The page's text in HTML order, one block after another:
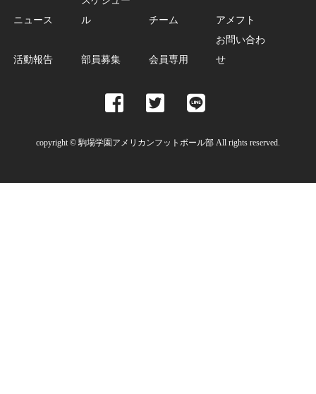
ニュース
ル
チーム アメフト
活動報告 部員募集 会員専用
お問い合わ
せ
copyright © 駒場学園アメリカンフットボール部 All rights reserved.